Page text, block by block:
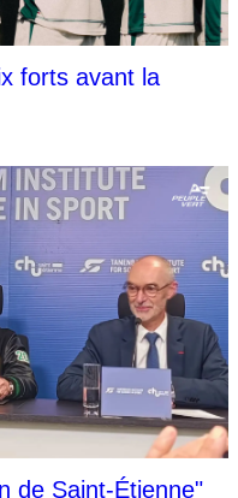
forts avant la
de Saint-Étienne"